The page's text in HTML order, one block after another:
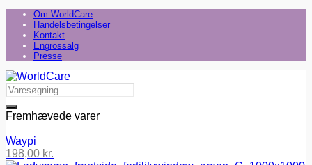
Om WorldCare
Handelsbetingelser
Kontakt
Engrossalg
Presse
Fremhævede varer
Waypi
198,00 kr.